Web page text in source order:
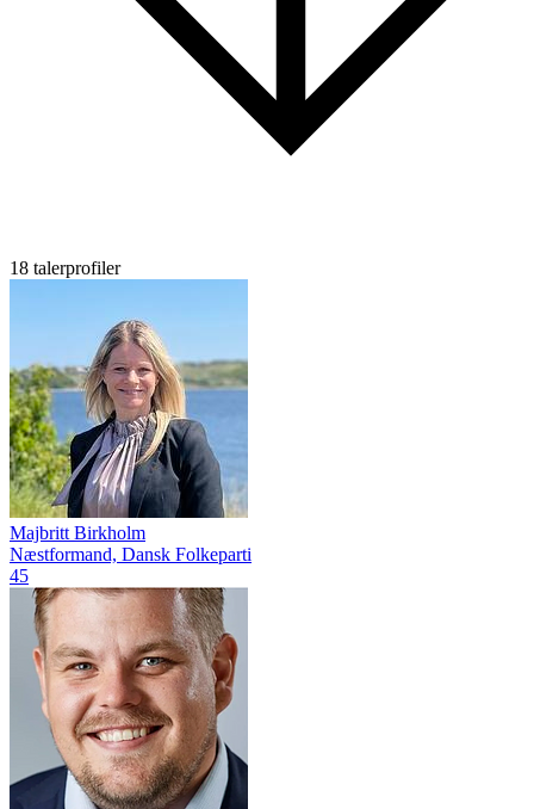
18 talerprofiler
Majbritt Birkholm
Næstformand, Dansk Folkeparti
45